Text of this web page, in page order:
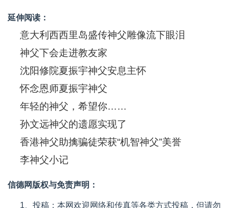
延伸阅读：
意大利西西里岛盛传神父雕像流下眼泪
神父下会走进教友家
沈阳修院夏振宇神父安息主怀
怀念恩师夏振宇神父
年轻的神父，希望你……
孙文远神父的遗愿实现了
香港神父助擒骗徒荣获“机智神父”美誉
李神父小记
信德网版权与免责声明：
1、投稿：本网欢迎网络和传真等各类方式投稿，但请勿